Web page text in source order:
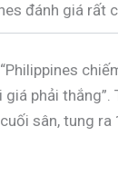
đánh giá rất
phải
sân, tung